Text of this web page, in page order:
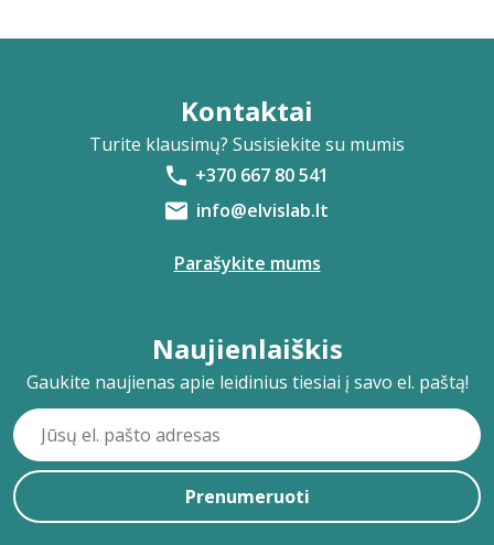
Kontaktai
Turite klausimų? Susisiekite su mumis
+370 667 80 541
info@elvislab.lt
Parašykite mums
Naujienlaiškis
Gaukite naujienas apie leidinius tiesiai į savo el. paštą!
Prenumeruoti